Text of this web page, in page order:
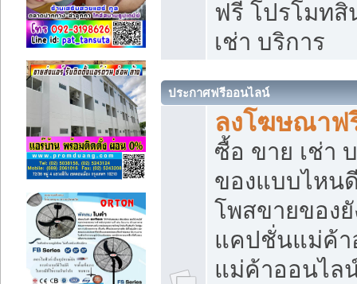
ฟรี โปรโมท
เช่า บริการ
ประกาศฟรีออนไลน์
ลงโฆษณาฟ
ซื้อ ขาย เช่า
ของแบบไหน
โพสขายของยั
แคปชั่นแม่ค้
แม่ค้าออนไล